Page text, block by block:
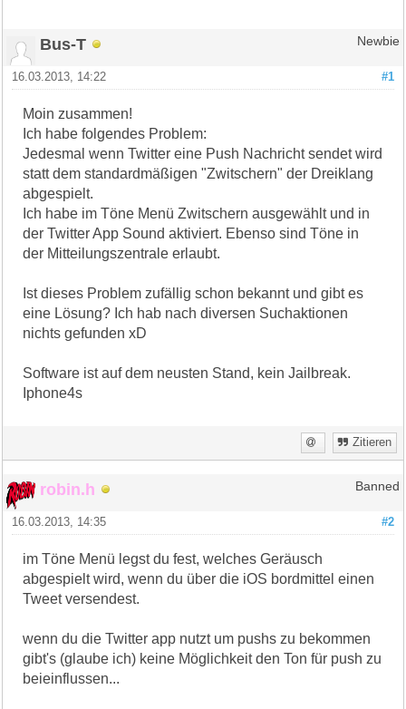
Bus-T Newbie
#1
16.03.2013, 14:22
Moin zusammen!
Ich habe folgendes Problem:
Jedesmal wenn Twitter eine Push Nachricht sendet wird
statt dem standardmäßigen "Zwitschern" der Dreiklang
abgespielt.
Ich habe im Töne Menü Zwitschern ausgewählt und in
der Twitter App Sound aktiviert. Ebenso sind Töne in
der Mitteilungszentrale erlaubt.
Ist dieses Problem zufällig schon bekannt und gibt es
eine Lösung? Ich hab nach diversen Suchaktionen
nichts gefunden xD
Software ist auf dem neusten Stand, kein Jailbreak.
Iphone4s
Zitieren
robin.h Banned
#2
16.03.2013, 14:35
im Töne Menü legst du fest, welches Geräusch
abgespielt wird, wenn du über die iOS bordmittel einen
Tweet versendest.
wenn du die Twitter app nutzt um pushs zu bekommen
gibt's (glaube ich) keine Möglichkeit den Ton für push zu
beieinflussen...